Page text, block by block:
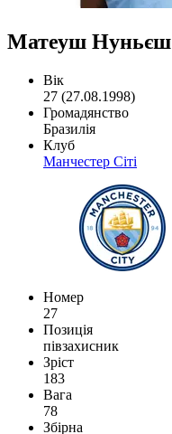
Матеуш Нуньєш
Вік
27 (27.08.1998)
Громадянство
Бразилія
Клуб
Манчестер Сіті
Номер
27
Позиція
півзахисник
Зріст
183
Вага
78
Збірна